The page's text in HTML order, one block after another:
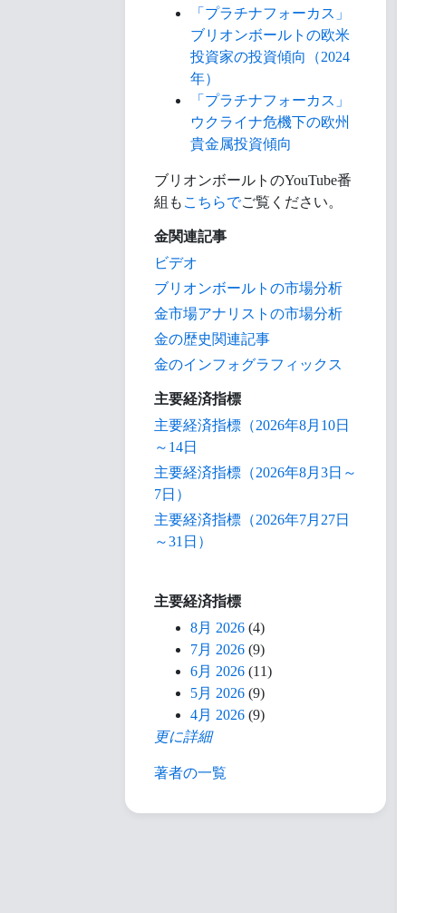
「プラチナフォーカス」
ブリオンボールトの欧米
投資家の投資傾向（2024
年）
「プラチナフォーカス」
ウクライナ危機下の欧州
貴金属投資傾向
ブリオンボールトのYouTube番
組も こちらでご覧ください。
金関連記事
ビデオ
ブリオンボールトの市場分析
金市場アナリストの市場分析
金の歴史関連記事
金のインフォグラフィックス
主要経済指標
主要経済指標（2026年8月10日
～14日
主要経済指標（2026年8月3日～
7日）
主要経済指標（2026年7月27日
～31日）
主要経済指標
8月 2026 (4)
7月 2026 (9)
6月 2026 (11)
5月 2026 (9)
4月 2026 (9)
更に詳細
著者の一覧